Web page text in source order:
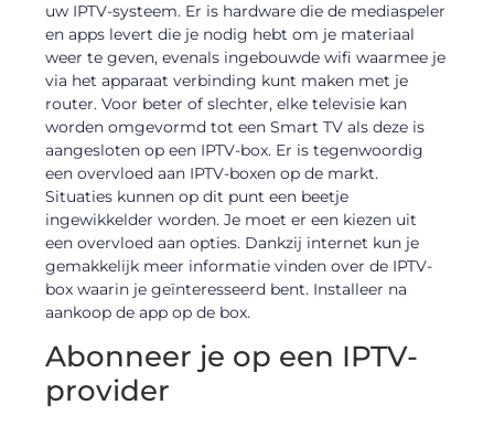
uw IPTV-systeem. Er is hardware die de mediaspeler
en apps levert die je nodig hebt om je materiaal
weer te geven, evenals ingebouwde wifi waarmee je
via het apparaat verbinding kunt maken met je
router. Voor beter of slechter, elke televisie kan
worden omgevormd tot een Smart TV als deze is
aangesloten op een IPTV-box. Er is tegenwoordig
een overvloed aan IPTV-boxen op de markt.
Situaties kunnen op dit punt een beetje
ingewikkelder worden. Je moet er een kiezen uit
een overvloed aan opties. Dankzij internet kun je
gemakkelijk meer informatie vinden over de IPTV-
box waarin je geïnteresseerd bent. Installeer na
aankoop de app op de box.
Abonneer je op een IPTV-
provider